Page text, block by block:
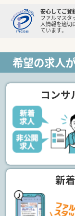
安心してご登
ファルマスタ
人情報を適切
ています。
希望の求人
コンサ
新